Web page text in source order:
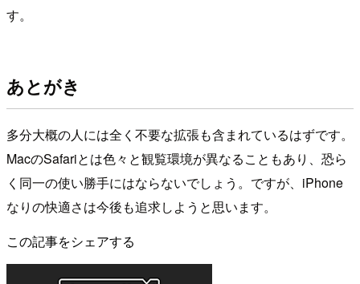
す。
あとがき
多分大概の人には全く不要な拡張も含まれているはずです。
MacのSafariとは色々と観覧環境が異なることもあり、恐ら
く同一の使い勝手にはならないでしょう。ですが、iPhone
なりの快適さは今後も追求しようと思います。
この記事をシェアする